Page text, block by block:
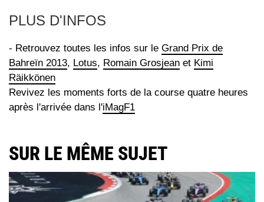
PLUS D'INFOS
- Retrouvez toutes les infos sur le Grand Prix de
Bahreïn 2013, Lotus, Romain Grosjean et Kimi
Räikkönen
Revivez les moments forts de la course quatre heures
après l'arrivée dans l'iMagF1
SUR LE MÊME SUJET